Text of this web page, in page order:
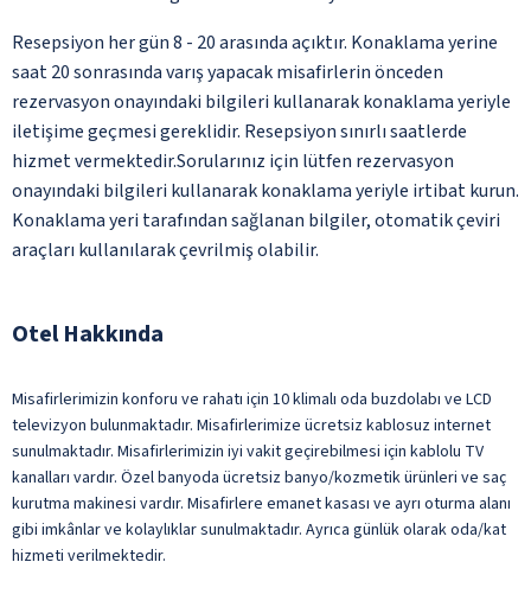
Resepsiyon her gün 8 - 20 arasında açıktır. Konaklama yerine
saat 20 sonrasında varış yapacak misafirlerin önceden
rezervasyon onayındaki bilgileri kullanarak konaklama yeriyle
iletişime geçmesi gereklidir. Resepsiyon sınırlı saatlerde
hizmet vermektedir.Sorularınız için lütfen rezervasyon
onayındaki bilgileri kullanarak konaklama yeriyle irtibat kurun.
Konaklama yeri tarafından sağlanan bilgiler, otomatik çeviri
araçları kullanılarak çevrilmiş olabilir.
Otel Hakkında
Misafirlerimizin konforu ve rahatı için 10 klimalı oda buzdolabı ve LCD
televizyon bulunmaktadır. Misafirlerimize ücretsiz kablosuz internet
sunulmaktadır. Misafirlerimizin iyi vakit geçirebilmesi için kablolu TV
kanalları vardır. Özel banyoda ücretsiz banyo/kozmetik ürünleri ve saç
kurutma makinesi vardır. Misafirlere emanet kasası ve ayrı oturma alanı
gibi imkânlar ve kolaylıklar sunulmaktadır. Ayrıca günlük olarak oda/kat
hizmeti verilmektedir.